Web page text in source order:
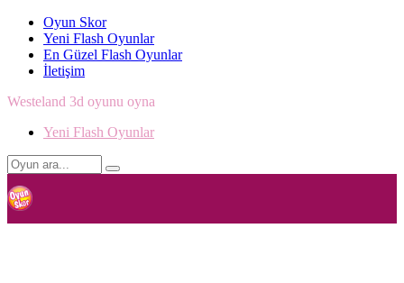
Oyun Skor
Yeni Flash Oyunlar
En Güzel Flash Oyunlar
İletişim
Westeland 3d oyunu oyna
Yeni Flash Oyunlar